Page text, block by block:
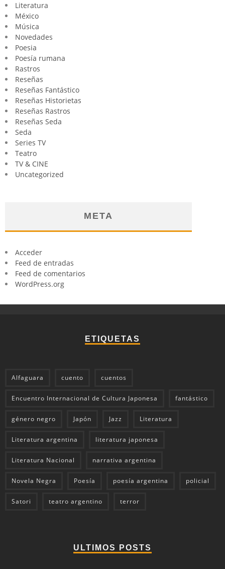
Literatura
México
Música
Novedades
Poesia
Poesía rumana
Rastros
Reseñas
Reseñas Fantástico
Reseñas Historietas
Reseñas Rastros
Reseñas Seda
Seda
Series TV
Teatro
TV & CINE
Uncategorized
META
Acceder
Feed de entradas
Feed de comentarios
WordPress.org
ETIQUETAS
Alfaguara cuento cuentos
Encuentro Internacional de Cultura Japonesa fantástico
género negro Japón Jazz Literatura
Literatura argentina literatura japonesa
Literatura Nacional narrativa argentina
Novela Negra Poesía poesía argentina policial
Satori teatro argentino terror
ULTIMOS POSTS